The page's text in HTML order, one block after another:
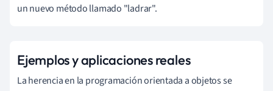
un nuevo método llamado "ladrar".
Ejemplos y aplicaciones reales
La herencia en la programación orientada a objetos se